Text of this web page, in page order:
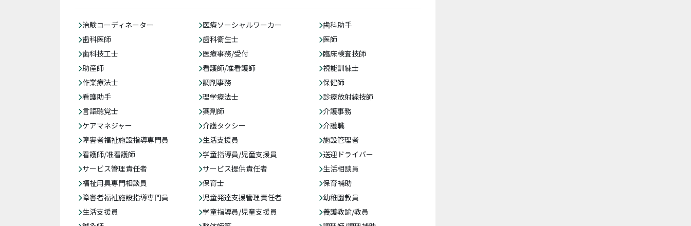
治験コーディネーター 医療ソーシャルワーカー
歯科助手
歯科医師
歯科衛生士
医師
歯科技工士
医療事務/受付
臨床検査技師
助産師
看護師/准看護師
視能訓練士
作業療法士
調剤事務
保健師
看護助手
理学療法士
診療放射線技師
言語聴覚士
薬剤師
介護事務
ケアマネジャー
介護タクシー
介護職
障害者福祉施設指導専門員
生活支援員
施設管理者
看護師/准看護師
学童指導員/児童支援員
送迎ドライバー
サービス管理責任者
サービス提供責任者
生活相談員
福祉用具専門相談員
保育士
保育補助
障害者福祉施設指導専門員
児童発達支援管理責任者
幼稚園教員
生活支援員
学童指導員/児童支援員
養護教諭/教員